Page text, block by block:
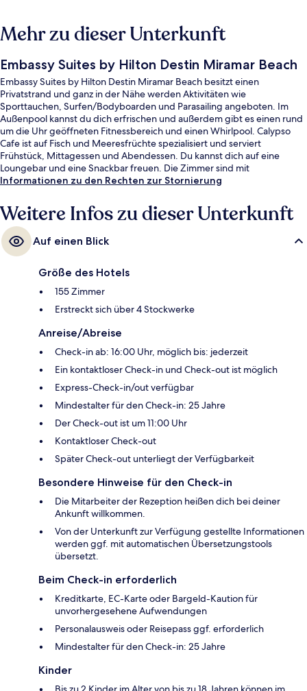
Mehr zu dieser Unterkunft
Embassy Suites by Hilton Destin Miramar Beach
Embassy Suites by Hilton Destin Miramar Beach besitzt einen
Privatstrand und ganz in der Nähe werden Aktivitäten wie
Sporttauchen, Surfen/Bodyboarden und Parasailing angeboten. Im
Außenpool kannst du dich erfrischen und außerdem gibt es einen rund
um die Uhr geöffneten Fitnessbereich und einen Whirlpool. Calypso
Cafe ist auf Fisch und Meeresfrüchte spezialisiert und serviert
Frühstück, Mittagessen und Abendessen. Du kannst dich auf eine
Loungebar und eine Snackbar freuen. Die Zimmer sind mit
Kühlschränken und Mikrowellen versehen. Andere Reisende lieben das
Informationen zu den Rechten zur Stornierung
Weitere Infos zu dieser Unterkunft
Auf einen Blick
Größe des Hotels
155 Zimmer
Erstreckt sich über 4 Stockwerke
Anreise/Abreise
Check-in ab: 16:00 Uhr, möglich bis: jederzeit
Ein kontaktloser Check-in und Check-out ist möglich
Express-Check-in/out verfügbar
Mindestalter für den Check-in: 25 Jahre
Der Check-out ist um 11:00 Uhr
Kontaktloser Check-out
Später Check-out unterliegt der Verfügbarkeit
Besondere Hinweise für den Check-in
Die Mitarbeiter der Rezeption heißen dich bei deiner
Ankunft willkommen.
Von der Unterkunft zur Verfügung gestellte Informationen
werden ggf. mit automatischen Übersetzungstools
übersetzt.
Beim Check-in erforderlich
Kreditkarte, EC-Karte oder Bargeld-Kaution für
unvorhergesehene Aufwendungen
Personalausweis oder Reisepass ggf. erforderlich
Mindestalter für den Check-in: 25 Jahre
Kinder